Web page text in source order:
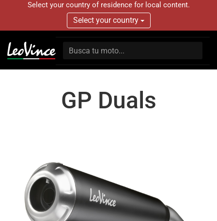
Select your country of residence for local content.
Select your country
GP Duals